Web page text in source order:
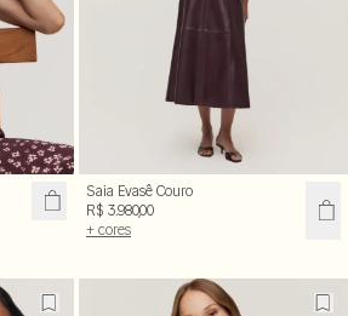
Saia Evasê Couro
R$ 3.980,00
+ cores